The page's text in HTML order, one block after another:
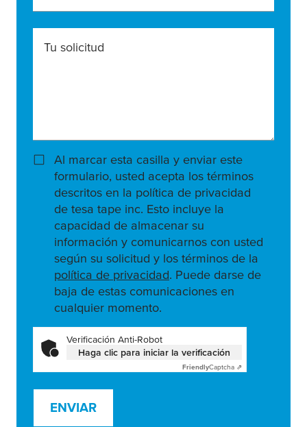
Tu solicitud
Al marcar esta casilla y enviar este
formulario, usted acepta los términos
descritos en la política de privacidad
de tesa tape inc. Esto incluye la
capacidad de almacenar su
información y comunicarnos con usted
según su solicitud y los términos de la
política de privacidad. Puede darse de
baja de estas comunicaciones en
cualquier momento.
Verificación Anti-Robot
Haga clic para iniciar la verificación
FriendlyCaptcha ⇗
ENVIAR